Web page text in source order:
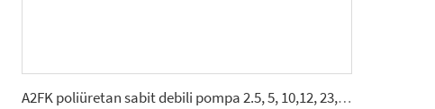
A2FK poliüretan sabit debili pompa 2.5, 5, 10,12, 23, 28, 55, 80,107(cmᶟ ⁄dev)